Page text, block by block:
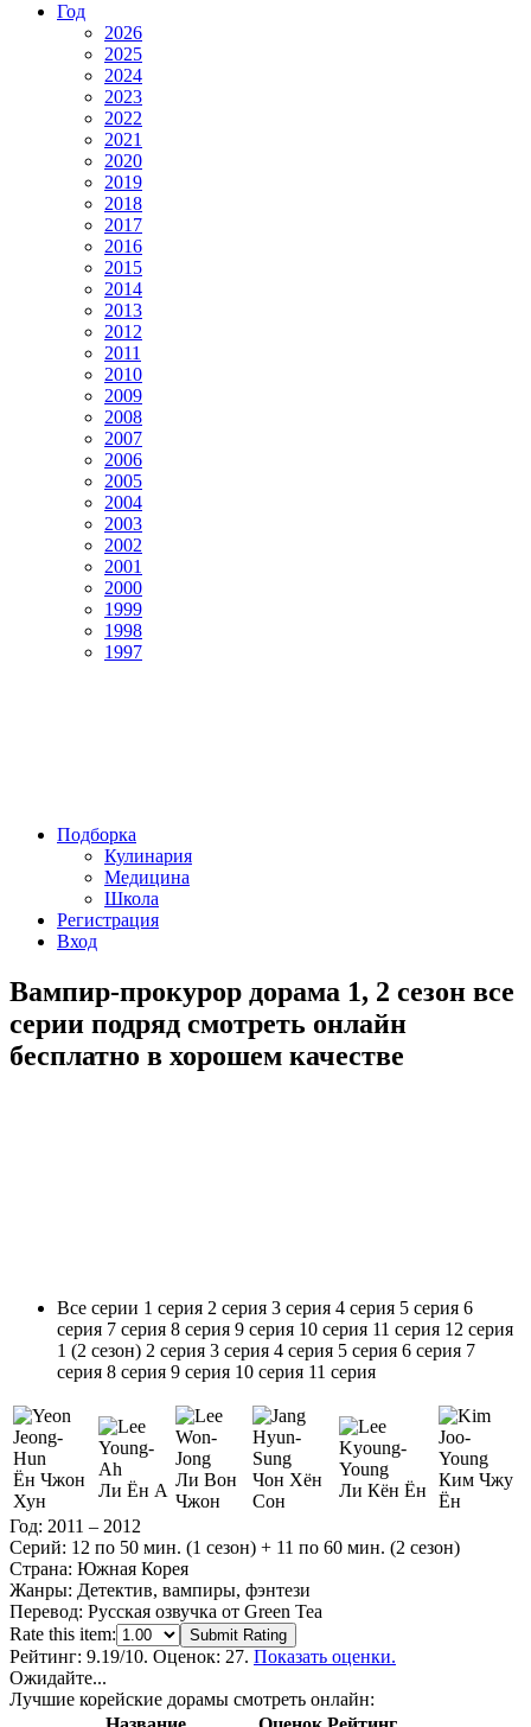
Год
2026
2025
2024
2023
2022
2021
2020
2019
2018
2017
2016
2015
2014
2013
2012
2011
2010
2009
2008
2007
2006
2005
2004
2003
2002
2001
2000
1999
1998
1997
Подборка
Кулинария
Медицина
Школа
Регистрация
Вход
Вампир-прокурор дорама 1, 2 сезон все
серии подряд смотреть онлайн
бесплатно в хорошем качестве
Все серии 1 серия 2 серия 3 серия 4 серия 5 серия 6
серия 7 серия 8 серия 9 серия 10 серия 11 серия 12 серия
1 (2 сезон) 2 серия 3 серия 4 серия 5 серия 6 серия 7
серия 8 серия 9 серия 10 серия 11 серия
Ён Чжон
Хун
Ли Ён А
Ли Вон
Чжон
Чон Хён
Сон
Ли Кён Ён
Ким Чжу
Ён
Год: 2011 – 2012
Серий: 12 по 50 мин. (1 сезон) + 11 по 60 мин. (2 сезон)
Страна: Южная Корея
Жанры: Детектив, вампиры, фэнтези
Перевод: Русская озвучка от Green Tea
Rate this item:
Submit Rating
Рейтинг: 9.19/10. Оценок: 27. Показать оценки.
Ожидайте...
Лучшие корейские дорамы смотреть онлайн: